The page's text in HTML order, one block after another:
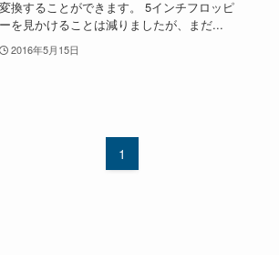
変換することができます。 5インチフロッピ
ーを見かけることは減りましたが、まだ...
2016年5月15日
1